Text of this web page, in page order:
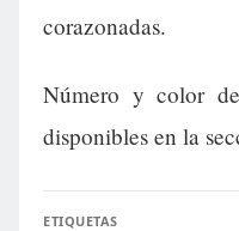
corazonadas.
Número y color
disponibles en la
ETIQUETAS